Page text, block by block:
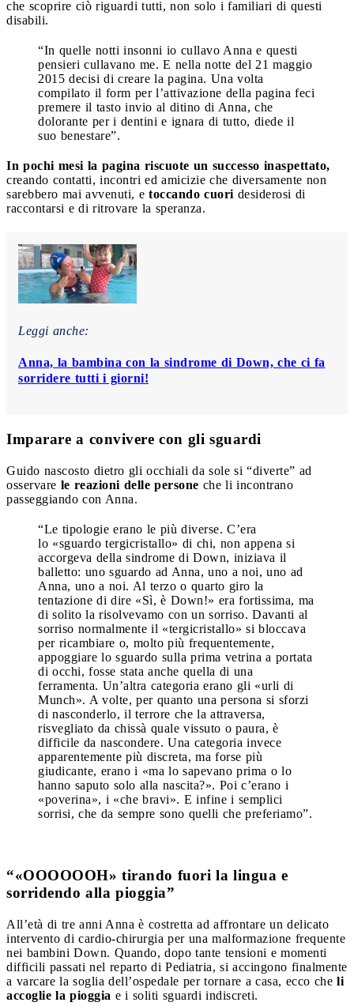
che scoprire ciò riguardi tutti, non solo i familiari di questi
disabili.
“In quelle notti insonni io cullavo Anna e questi
pensieri cullavano me. E nella notte del 21 maggio
2015 decisi di creare la pagina. Una volta
compilato il form per l’attivazione della pagina feci
premere il tasto invio al ditino di Anna, che
dolorante per i dentini e ignara di tutto, diede il
suo benestare”.
In pochi mesi la pagina riscuote un successo inaspettato,
creando contatti, incontri ed amicizie che diversamente non
sarebbero mai avvenuti, e toccando cuori desiderosi di
raccontarsi e di ritrovare la speranza.
Leggi anche:
Anna, la bambina con la sindrome di Down, che ci fa
sorridere tutti i giorni!
Imparare a convivere con gli sguardi
Guido nascosto dietro gli occhiali da sole si “diverte” ad
osservare le reazioni delle persone che li incontrano
passeggiando con Anna.
“Le tipologie erano le più diverse. C’era
lo «sguardo tergicristallo» di chi, non appena si
accorgeva della sindrome di Down, iniziava il
balletto: uno sguardo ad Anna, uno a noi, uno ad
Anna, uno a noi. Al terzo o quarto giro la
tentazione di dire «Sì, è Down!» era fortissima, ma
di solito la risolvevamo con un sorriso. Davanti al
sorriso normalmente il «tergicristallo» si bloccava
per ricambiare o, molto più frequentemente,
appoggiare lo sguardo sulla prima vetrina a portata
di occhi, fosse stata anche quella di una
ferramenta. Un’altra categoria erano gli «urli di
Munch». A volte, per quanto una persona si sforzi
di nasconderlo, il terrore che la attraversa,
risvegliato da chissà quale vissuto o paura, è
difficile da nascondere. Una categoria invece
apparentemente più discreta, ma forse più
giudicante, erano i «ma lo sapevano prima o lo
hanno saputo solo alla nascita?». Poi c’erano i
«poverina», i «che bravi». E infine i semplici
sorrisi, che da sempre sono quelli che preferiamo”.
“«OOOOOOH» tirando fuori la lingua e
sorridendo alla pioggia”
All’età di tre anni Anna è costretta ad affrontare un delicato
intervento di cardio-chirurgia per una malformazione frequente
nei bambini Down. Quando, dopo tante tensioni e momenti
difficili passati nel reparto di Pediatria, si accingono finalmente
a varcare la soglia dell’ospedale per tornare a casa, ecco che li
accoglie la pioggia e i soliti sguardi indiscreti.